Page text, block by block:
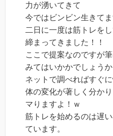
力が湧いてきて
今ではビンビン生きてま
二日に一度は筋トレを
締まってきました！！
ここで提案なのですが
みてはいかかでしょうか
ネットで調べればすぐ
体の変化が著しく分か
マりますよ！ｗ
筋トレを始めるのは遅
ています。